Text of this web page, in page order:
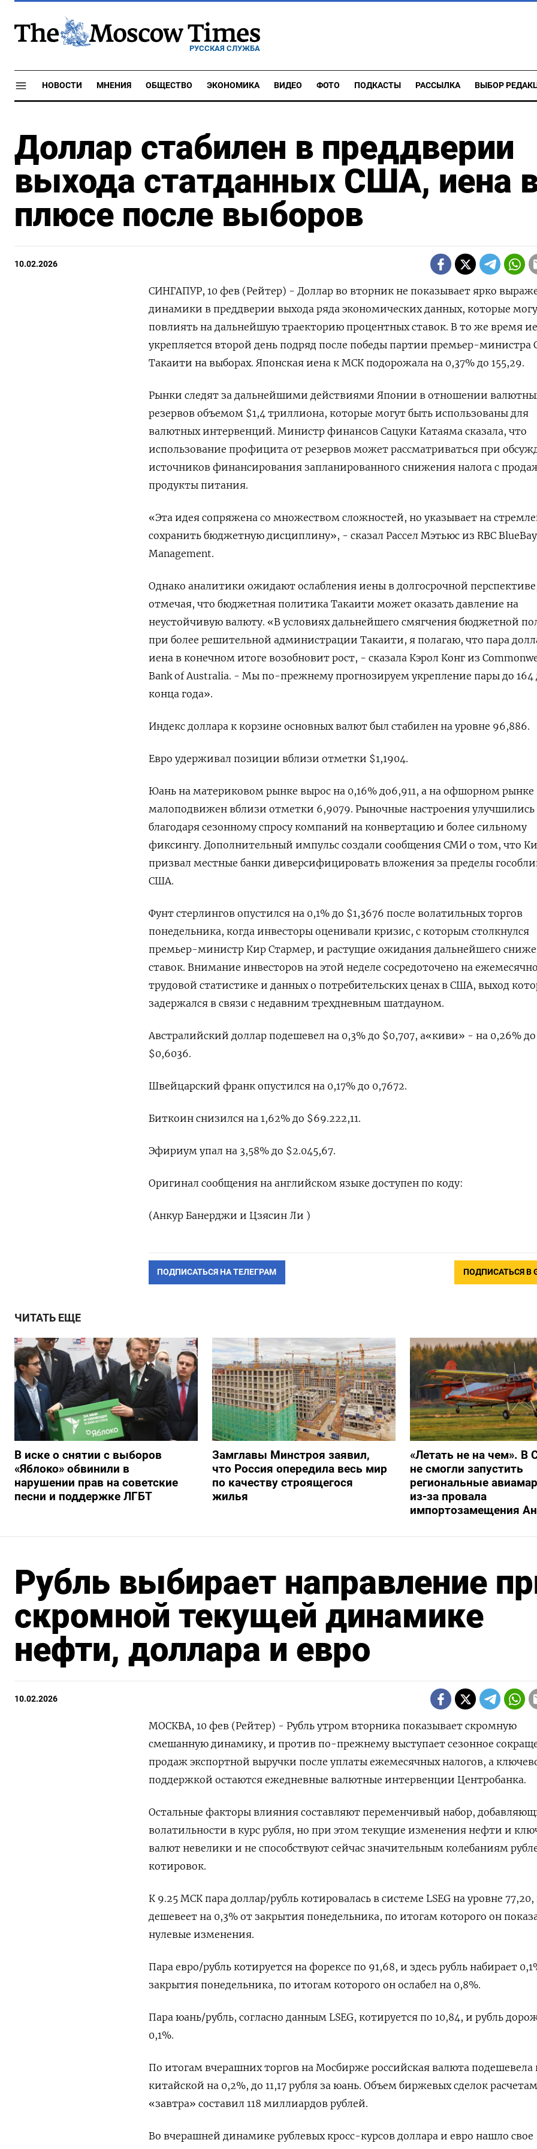
РУССКАЯ СЛУЖБА
НОВОСТИ МНЕНИЯ ОБЩЕСТВО ЭКОНОМИКА ВИДЕО ФОТО ПОДКАСТЫ РАССЫЛКА ВЫБОР
Доллар стабилен в преддверии
выхода статданных США, иена
плюсе после выборов
10.02.2026
СИНГАПУР, 10 фев (Рейтер) - Доллар во вторник не показывает ярко
динамики в преддверии выхода ряда экономических данных, которые
повлиять на дальнейшую траекторию процентных ставок. В то же время
укрепляется второй день ⁠подряд после победы партии премьер-министра
Такаити на выборах. Японская иена к МСК подорожала на 0,37%​ до 155,29.
Рынки следят за дальнейшими действиями Японии в отношении
резервов объемом $1,4 триллиона, которые ⁠могут быть использованы для
валютных интервенций. ​Министр финансов Сацуки Катаяма сказала, что
использование ⁠профицита от резервов может рассматриваться при
источников финансирования запланированного снижения налога с
продукты питания.
«Эта идея ⁠сопряжена со множеством сложностей, но указывает на
сохранить бюджетную дисциплину», - сказал Рассел Мэтьюс из RBC
Management.
Однако аналитики ожидают ослабления иены в долгосрочной
отмечая, что бюджетная политика ‍Такаити может оказать давление на
неустойчивую валюту. «В условиях дальнейшего смягчения бюджетной
при ‌более решительной администрации Такаити, я полагаю, что пара
иена в конечном итоге возобновит рост, - ​сказала Кэрол Конг из
Bank of Australia. - Мы по-прежнему прогнозируем укрепление пары до 164
конца года».
Индекс доллара к корзине основных валют был ⁠стабилен на уровне 96,886​.
Евро удерживал позиции вблизи отметки $1,‍1904​.
Юань на материковом рынке вырос на 0,16% до​ 6,911​, а на офшорном
малоподвижен вблизи отметки 6,9079. Рыночные настроения улучшились
благодаря сезонному спросу компаний на конвертацию и более сильному
фиксингу. Дополнительный импульс создали сообщения СМИ о том, что
призвал местные банки диверсифицировать вложения за пределы
США.
Фунт стерлингов опустился на 0,1% до $1,3676​ после волатильных торгов
понедельника, когда инвесторы оценивали кризис, с которым столкнулся
премьер-министр Кир Стармер, и растущие ожидания дальнейшего
ставок. Внимание инвесторов ‍на этой неделе сосредоточено на
трудовой статистике и данных о потребительских ценах в США, выход
задержался в связи с недавним трехдневным шатдауном.
Австралийский доллар подешевел ‍на 0,3% до $0,707, а«киви» - на 0,26% до
$0,6036​.
Швейцарский франк опустился на 0,17% до 0,7672​.
Биткоин снизился на 1,62% до $69.222,11.
Эфириум упал ⁠на 3,58% до $2.045,67.
Оригинал сообщения на английском языке доступен по коду:
(Анкур Банерджи и Цзясин Ли )
ПОДПИСАТЬСЯ НА ТЕЛЕГРАМ ПОДПИСАТЬСЯ В
ЧИТАТЬ ЕЩЕ
В иске о снятии с выборов
«Яблоко» обвинили в
нарушении прав на советские
песни и поддержке ЛГБТ
Замглавы Минстроя заявил,
что Россия опередила весь мир
по качеству строящегося
жилья
«Летать не на чем». В
не смогли запустить
региональные
из-за провала
импортозамещения
Рубль выбирает направление
скромной текущей динамике
нефти, доллара и евро
10.02.2026
МОСКВА, 10 фев (Рейтер) - Рубль утром вторника показывает скромную
смешанную динамику, и против по-прежнему выступает сезонное
продаж экспортной выручки после уплаты ежемесячных налогов, а
поддержкой остаются ежедневные валютные интервенции Центробанка.
Остальные факторы влияния составляют переменчивый набор,
волатильности в курс рубля, но при этом текущие изменения нефти и
⁠валют невелики и не способствуют сейчас значительным колебаниям
котировок.
К 9.25 МСК пара доллар/рубль котировалась в системе LSEG на уровне 77,20,
дешевеет на 0,3% от закрытия понедельника, по итогам которого он
нулевые изменения.
Пара евро/рубль котируется на форексе по ⁠91,68, и здесь рубль набирает
закрытия понедельника, по итогам которого он ослабел на 0,⁠8%.
Пара юань/рубль, согласно данным LSEG, котируется по 10,84, и рубль
0,1%.
По итогам вчерашних торгов на Мосбирже российская валюта подешевела
китайской на ⁠0,2%, до 11,17 рубля за юань. Объем биржевых сделок
«завтра» составил 118 миллиардов рублей.
Во вчерашней динамике рублевых кросс-курсов доллара ‌и евро нашло свое